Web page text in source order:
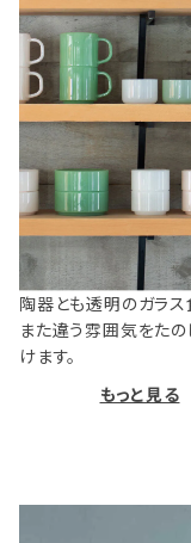
陶器とも透明のガラス
また違う雰囲気をたの
けます。
もっと見る